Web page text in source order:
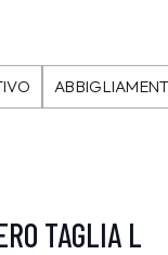
TAGLIA L